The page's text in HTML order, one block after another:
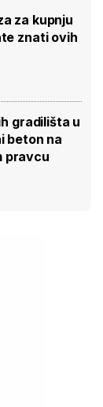
za kupnju
znati ovih
gradilišta u
beton na
pravcu